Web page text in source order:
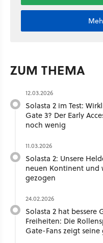
ZUM THEMA
12.03.2026
Solasta 2 im Test:
Gate 3? Der Early
noch wenig
11.03.2026
Solasta 2: Unsere
neuen Kontinent und
gezogen
24.02.2026
Solasta 2 hat bessere
Freiheiten: Die
Gate-Fans zeigt